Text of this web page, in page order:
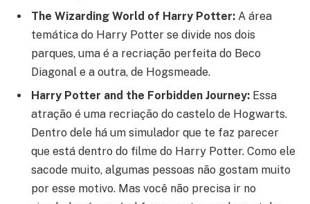
The Wizarding World of Harry Potter: A área
temática do Harry Potter se divide nos dois
parques, uma é a recriação perfeita do Beco
Diagonal e a outra, de Hogsmeade.
Harry Potter and the Forbidden Journey: Essa
atração é uma recriação do castelo de Hogwarts.
Dentro dele há um simulador que te faz parecer
que está dentro do filme do Harry Potter. Como ele
sacode muito, algumas pessoas não gostam muito
por esse motivo. Mas você não precisa ir no